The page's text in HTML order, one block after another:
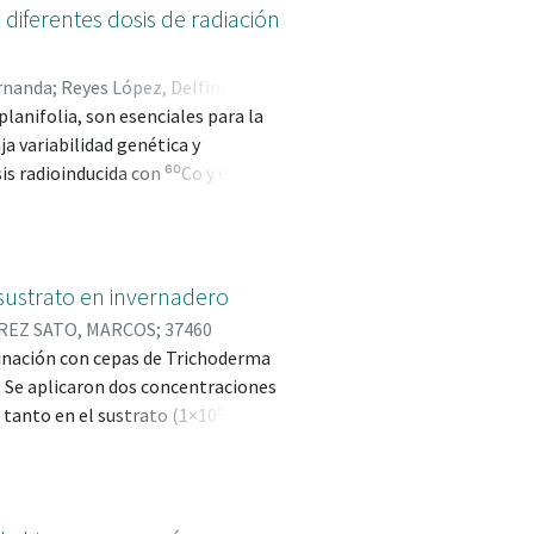
dosis de radiación
; Reyes López, Delfino;
145118;DOMINGUEZ PERALES,
son esenciales para la
variabilidad genética y
con ⁶⁰Co y el
su reproducción. Este
morfológicos en las plantas
y callos M2V1 derivados
como longitud, número de
Tukey. Los resultados señalaron
esta dosis como la más
en invernadero
SATO, MARCOS; 37460
con cepas de Trichoderma
aplicaron dos concentraciones
en el sustrato (1×10⁵) como
y un testigo, cada uno
que la combinación de 30 kg